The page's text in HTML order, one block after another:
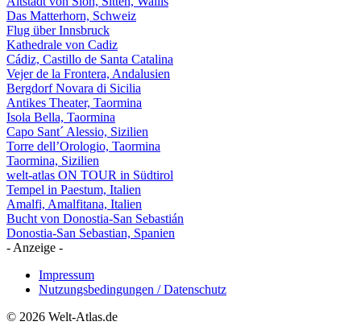
Das Matterhorn, Schweiz
Flug über Innsbruck
Kathedrale von Cadiz
Cádiz, Castillo de Santa Catalina
Vejer de la Frontera, Andalusien
Bergdorf Novara di Sicilia
Antikes Theater, Taormina
Isola Bella, Taormina
Capo Sant´ Alessio, Sizilien
Torre dell’Orologio, Taormina
Taormina, Sizilien
welt-atlas ON TOUR in Südtirol
Tempel in Paestum, Italien
Amalfi, Amalfitana, Italien
Bucht von Donostia-San Sebastián
Donostia-San Sebastian, Spanien
- Anzeige -
Impressum
Nutzungsbedingungen / Datenschutz
© 2026 Welt-Atlas.de